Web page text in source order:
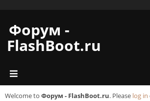
Форум -
FlashBoot.ru
Welcome to Форум - FlashBoot.ru. Please log in